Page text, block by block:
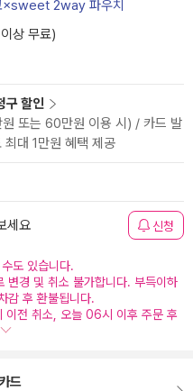
×sweet 2way 파우치
상 무료)
구 할인
또는 60만원 이용 시) / 카드 발
대 1만원 혜택 제공
세요 신청
도 있습니다.
변경 및 취소 불가합니다. 부득이하
후 환불됩니다.
전 취소, 오늘 06시 이후 주문 후
드